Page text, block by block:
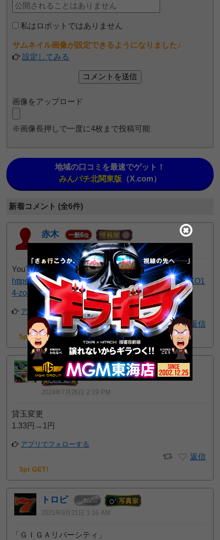
私はロボットではありません
サムネイル画像が設定できるようになりました♪
設定してみる
画像をアップロード
※画像長押しで一度に4枚まで投稿可能
地域の口コミを最速でゲット！
みんパチ北関東版 （X.com）
新着コメント (全6件)
赤木 一般6位
2025年3月23日 11:37 AM
YouTube
https://www.youtube.com/channel/UCAlgxbeLqQcsKO1
4-zoaJbw
アプリでフォローする
返信
5pt GET!
わがままボディに酔いしれる 一般5 位
2024年7月26日 2:19 PM
貸玉変更
1.33円→1円
アプリでフォローする
返信
3pt GET!
トロピ 一般2位
2021年9月21日 1:16 AM
「ＧＩＧＡリバーシティ」